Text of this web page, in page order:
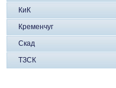
КиК
Кременчуг
Скад
ТЗСК